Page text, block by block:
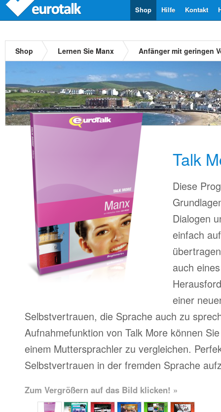
Kontakt
Hilfe
Shop
Shop Lernen Sie Manx Anfänger mit geringen
Talk
Diese
Dialogen
einfach
auch
einer
Selbstvertrauen, die Sprache auch zu
Aufnahmefunktion von Talk More können
einem Muttersprachler zu vergleichen.
Selbstvertrauen in der fremden Sprache
Zum Vergrößern auf das Bild klicken! »